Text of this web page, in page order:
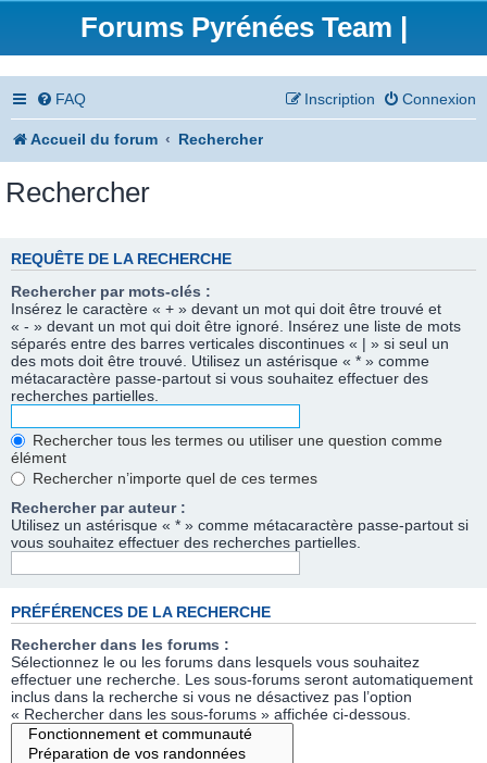
Forums Pyrénées Team |
FAQ Connexion
Inscription
Accueil du forum Rechercher
Rechercher
REQUÊTE DE LA RECHERCHE
Rechercher par mots-clés :
Insérez le caractère « + » devant un mot qui doit être trouvé et
« - » devant un mot qui doit être ignoré. Insérez une liste de mots
séparés entre des barres verticales discontinues « | » si seul un
des mots doit être trouvé. Utilisez un astérisque « * » comme
métacaractère passe-partout si vous souhaitez effectuer des
recherches partielles.
Rechercher tous les termes ou utiliser une question comme
élément
Rechercher n’importe quel de ces termes
Rechercher par auteur :
Utilisez un astérisque « * » comme métacaractère passe-partout si
vous souhaitez effectuer des recherches partielles.
PRÉFÉRENCES DE LA RECHERCHE
Rechercher dans les forums :
Sélectionnez le ou les forums dans lesquels vous souhaitez
effectuer une recherche. Les sous-forums seront automatiquement
inclus dans la recherche si vous ne désactivez pas l’option
« Rechercher dans les sous-forums » affichée ci-dessous.